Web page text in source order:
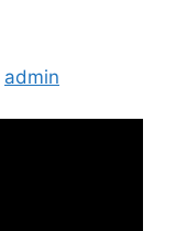
admin